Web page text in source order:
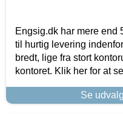
Engsig.dk har mere end
til hurtig levering
bredt, lige fra stort
kontoret. Klik her for at
Se